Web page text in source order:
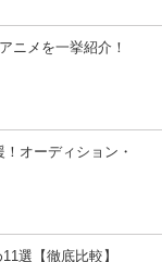
ニメを一挙紹介！
オーディション・
選【徹底比較】